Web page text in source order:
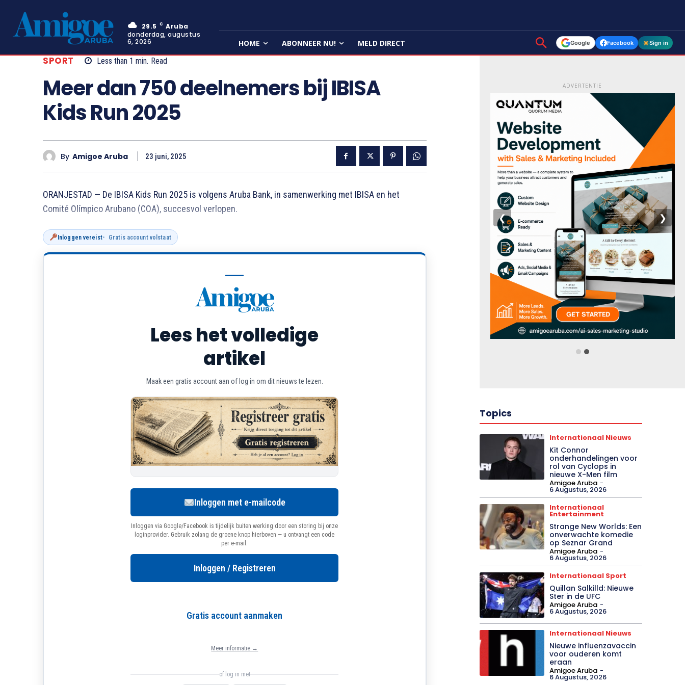
29.5 C Aruba
donderdag, augustus
6, 2026
HOME ABONNEER NU! MELD DIRECT Google Facebook Sign in
SPORT Less than 1 min. Read
Meer dan 750 deelnemers bij IBISA
Kids Run 2025
By Amigoe Aruba 23 juni, 2025
ORANJESTAD — De IBISA Kids Run 2025 is volgens Aruba Bank, in samenwerking met IBISA en het
Comité Olímpico Arubano (COA), succesvol verlopen.
Inloggen vereist Gratis account volstaat
Lees het volledige
artikel
Maak een gratis account aan of log in om dit nieuws te lezen.
Inloggen met e-mailcode
Inloggen via Google/Facebook is tijdelijk buiten werking door een storing bij onze
loginprovider. Gebruik zolang de groene knop hierboven — u ontvangt een code
per e-mail.
Inloggen / Registreren
Gratis account aanmaken
Meer informatie →
of log in met
ADVERTENTIE
❮ ❯
Topics
Internationaal Nieuws
Kit Connor
onderhandelingen voor
rol van Cyclops in
nieuwe X-Men film
Amigoe Aruba -
6 Augustus, 2026
Internationaal
Entertainment
Strange New Worlds: Een
onverwachte komedie
op Seznar Grand
Amigoe Aruba -
6 Augustus, 2026
Internationaal Sport
Quillan Salkilld: Nieuwe
Ster in de UFC
Amigoe Aruba -
6 Augustus, 2026
Internationaal Nieuws
Nieuwe influenzavaccin
voor ouderen komt
eraan
Amigoe Aruba -
6 Augustus, 2026